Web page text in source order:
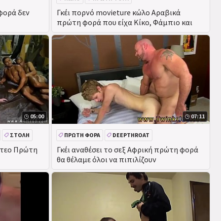
δεν
Γκέι πορνό movieture κώλο Αραβικά
πρώτη φορά που είχα Κίκο, Φάμπιο και
05:00
Πρώτη
ΣΤΟΛΉ
07:11
Γκέι αναθέσει το σεξ Αφρική πρώτη φορά
θα θέλαμε όλοι να πιπιλίζουν
ΠΡΏΤΗ ΦΟΡΆ DEEPTHROAT